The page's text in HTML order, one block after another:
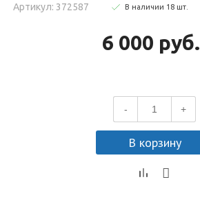
Артикул: 372587 В наличии 18 шт
6 000 руб.
- +
В корзину